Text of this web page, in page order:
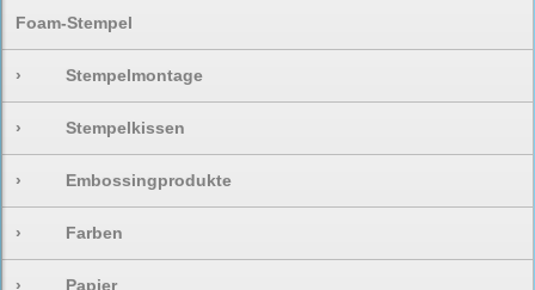
Foam-Stempel
› Stempelmontage
› Stempelkissen
› Embossingprodukte
› Farben
› Papier